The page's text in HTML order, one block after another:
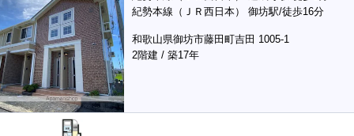
紀勢本線（ＪＲ西日本） 御坊駅/徒歩16分
和歌山県御坊市藤田町吉田 1005-1
2階建 / 築17年